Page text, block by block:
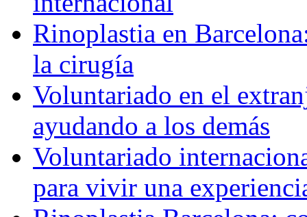
Rinoplastia en
la cirugía
Voluntariado en el
ayudando a los demás
Voluntariado
para vivir una